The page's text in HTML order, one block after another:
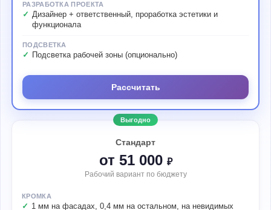
Выгодно
Стандарт
от 51 000 ₽
Рабочий вариант по бюджету
КРОМКА
1 мм на фасадах, 0,4 мм на остальном, на невидимых
РАЗРАБОТКА ПРОЕКТА
Дизайнер + ответственный, проработка эстетики и
функционала
ПОДСВЕТКА
Подсветка рабочей зоны (опционально)
Рассчитать